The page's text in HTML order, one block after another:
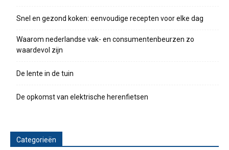
Snel en gezond koken: eenvoudige recepten voor elke dag
Waarom nederlandse vak- en consumentenbeurzen zo
waardevol zijn
De lente in de tuin
De opkomst van elektrische herenfietsen
Categorieën